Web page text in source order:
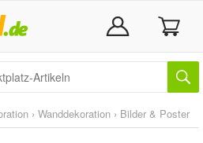
› Wanddekoration › Bilder & Poster